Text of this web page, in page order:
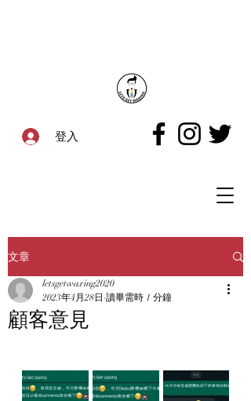
登入
文章
顧客意見
letsgetwaxing2020
2023年4月28日 讀畢需時 1 分鐘